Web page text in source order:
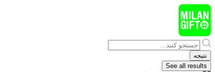
پرش
به
محتوا
Search
...
نتیجه
See all results